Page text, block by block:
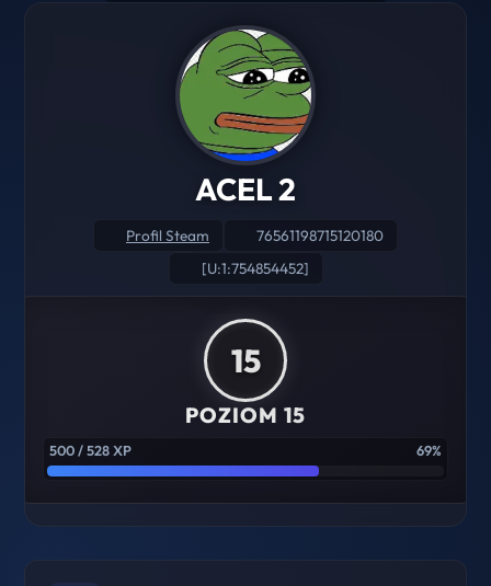
ACEL 2
Profil Steam
76561198715120180
[U:1:754854452]
15
POZIOM 15
500 / 528 XP 69%